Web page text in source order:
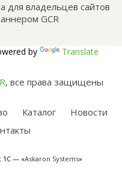
для владельцев сайтов
GCR
by Translate
, все права защищены
Каталог
Новости
1С — «Askaron Systems»